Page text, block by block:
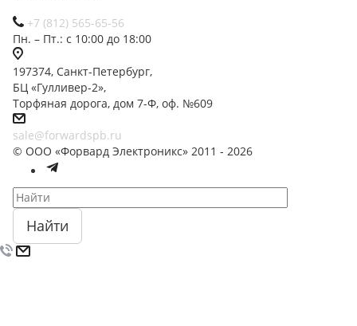
+7 (812) 565-65-56
Пн. – Пт.: с 10:00 до 18:00
197374, Санкт-Петербург,
БЦ «Гулливер-2»,
Торфяная дорога, дом 7-Ф, оф. №609
sale@forwardspb.ru
© ООО «Форвард Электроникс» 2011 - 2026
Найти